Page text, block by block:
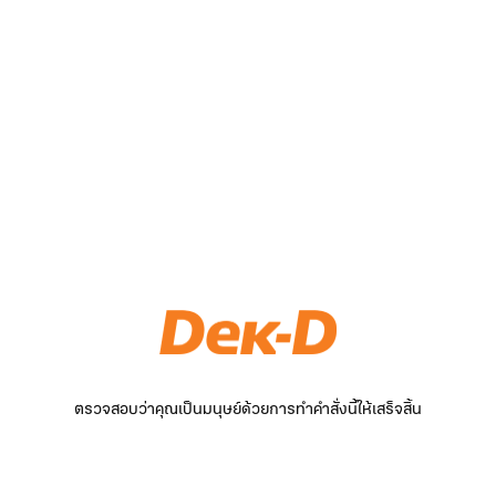
ตรวจสอบว่าคุณเป็นมนุษย์ด้วยการทำคำสั่งนี้ให้เสร็จสิ้น